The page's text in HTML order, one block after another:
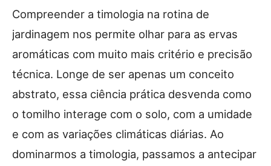
Compreender a timologia na rotina de
jardinagem nos permite olhar para as ervas
aromáticas com muito mais critério e precisão
técnica. Longe de ser apenas um conceito
abstrato, essa ciência prática desvenda como
o tomilho interage com o solo, com a umidade
e com as variações climáticas diárias. Ao
dominarmos a timologia, passamos a antecipar